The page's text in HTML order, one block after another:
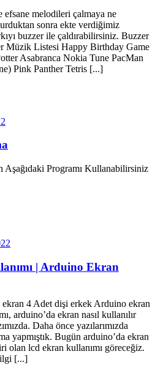
melodileri çalmaya ne
sonra ekte verdiğimiz
buzzer ile çaldırabilirsiniz. Buzzer
Müzik Listesi Happy Birthday Game
Asabranca Nokia Tune PacMan
Pink Panther Tetris [...]
Aşağıdaki Programı Kullanabilirsiniz
| Arduino Ekran
4 Adet dişi erkek Arduino ekran
arduino’da ekran nasıl kullanılır
Daha önce yazılarımızda
yapmıştık. Bugün arduino’da ekran
olan lcd ekran kullanımı göreceğiz.
[...]